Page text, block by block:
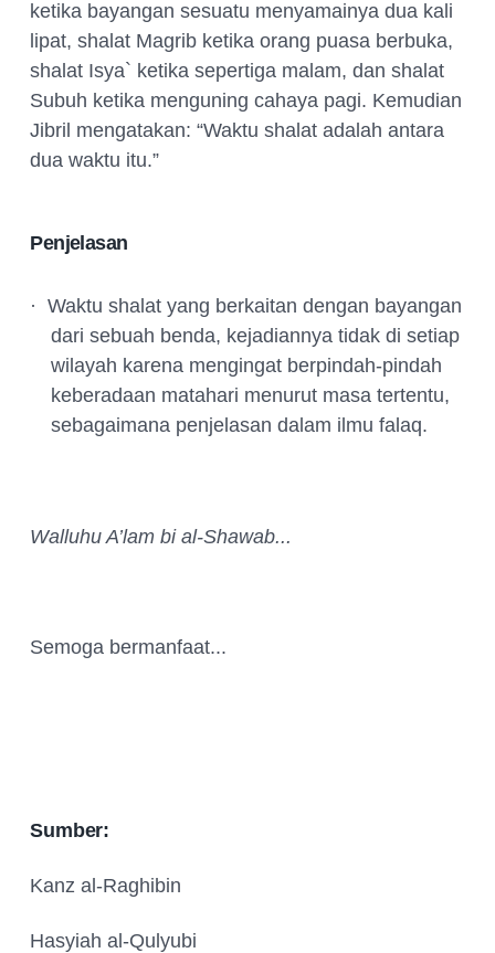
ketika bayangan sesuatu menyamainya dua kali
lipat, shalat Magrib ketika orang puasa berbuka,
shalat Isya` ketika sepertiga malam, dan shalat
Subuh ketika menguning cahaya pagi. Kemudian
Jibril mengatakan: “Waktu shalat adalah antara
dua waktu itu.”
Penjelasan
·
Waktu shalat yang berkaitan dengan bayangan
dari sebuah benda, kejadiannya tidak di setiap
wilayah karena mengingat berpindah-pindah
keberadaan matahari menurut masa tertentu,
sebagaimana penjelasan dalam ilmu falaq.
Walluhu A’lam bi al-Shawab...
Semoga bermanfaat...
Sumber:
Kanz al-Raghibin
Hasyiah al-Qulyubi